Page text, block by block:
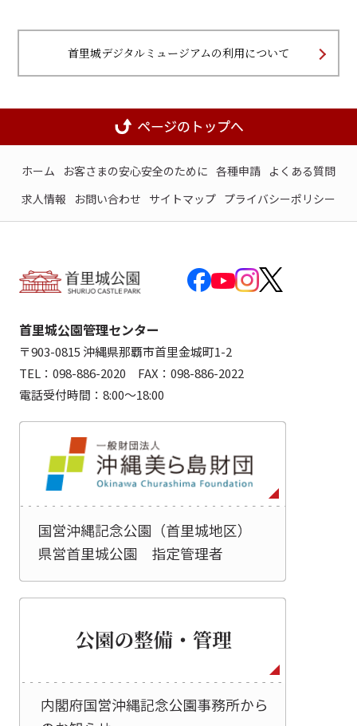
首里城デジタルミュージアムの利用について
ホーム お客さまの安心安全のために 各種申請 よくある質問
求人情報
お問い合わせ サイトマップ プライバシーポリシー
首里城公園管理センター
〒903-0815 沖縄県那覇市首里金城町1-2
TEL：098-886-2020 FAX：098-886-2022
電話受付時間：8:00～18:00